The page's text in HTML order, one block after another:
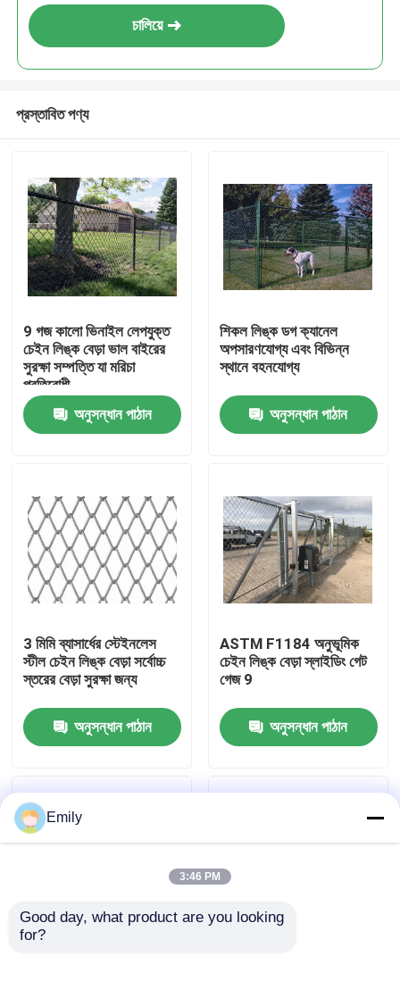
পণ্য
আমাদের সম্বন্ধে
কারখানা পরিদর্শন
গুণমান নিয়ন্ত্রণ
খবর
প্রসারিত ধাতু তারের জাল
চালিয়ে
প্রস্তাবিত পণ্য
9 গজ কালো ভিনাইল লেপযুক্ত
চেইন লিঙ্ক বেড়া ভাল বাইরের
সুরক্ষা সম্পত্তি যা মরিচা
প্রতিরোধী
অনুসন্ধান পাঠান
শিকল লিঙ্ক ডগ ক্যানেল
অপসারণযোগ্য এবং বিভিন্ন
স্থানে বহনযোগ্য
অনুসন্ধান পাঠান
3 মিমি ব্যাসার্ধের স্টেইনলেস
স্টীল চেইন লিঙ্ক বেড়া সর্বোচ্চ
স্তরের বেড়া সুরক্ষা জন্য
অনুসন্ধান পাঠান
ASTM F1184 অনুভূমিক
চেইন লিঙ্ক বেড়া স্লাইডিং গেট
গেজ 9
অনুসন্ধান পাঠান
Emily
3:46 PM
Good day, what product are you looking
for?